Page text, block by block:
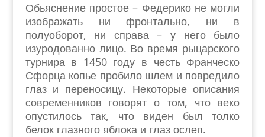
Обьяснение простое – Федерико не могли
изображать ни фронтально, ни в
полуоборот, ни справа – у него было
изуродованно лицо. Во время рыцарского
турнира в 1450 году в честь Франческо
Сфорца копье пробило шлем и повредило
глаз и переносицу. Некоторые описания
современников говорят о том, что веко
опустилось так, что виден был толко
белок глазного яблока и глаз ослеп.